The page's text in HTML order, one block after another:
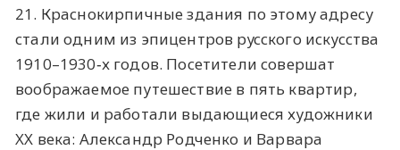
21. Краснокирпичные здания по этому адресу
стали одним из эпицентров русского искусства
1910–1930‑х годов. Посетители совершат
воображаемое путешествие в пять квартир,
где жили и работали выдающиеся художники
XX века: Александр Родченко и Варвара